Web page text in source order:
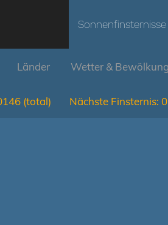
Sonnenfinsternisse
Länder Wetter & Bewölkung
(total) Nächste Finsternis: